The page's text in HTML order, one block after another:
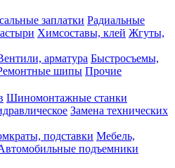
заплатки Радиальные
Химсоставы, клей Жгуты,
арматура Быстросъемы,
шипы Прочие
Шиномонтажные станки
Замена технических
подставки Мебель,
подъемники